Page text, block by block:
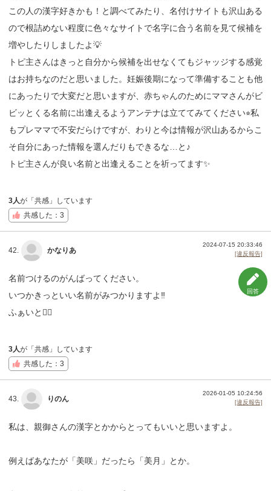
回答
この人の漢字好きかも！と調べてみたり、名付けサイトも沢山ある
ので根詰めない程度に色々なサイトで名字に合う名前を見て候補を
増やしたりしましたよ💡
トピ主さんはきっと自分から候補を出せなくてもジャッジする感覚
はお持ちなのだと思いました。妊娠後期になって準備することも他
にあったりで大変だと思いますが、赤ちゃんのためにママさんがビ
ビッとくる名前に出逢えるようアンテナは立ててみてください⭐︎私
もプレママで不安だらけですが、わりと今は情報が沢山あるからこ
そ自分にあった情報を選んだりもできるな…と♪
トピ主さんが良い名前と出逢えることを祈ってます✨
3人が「共感」しています
共感した：3
42. かなりあ
2024-07-15 20:33:46
[違反報告]
名前つけるのがんばってください。
いつかきっといい名前がみつかりますよ‼️
ふぁいと❤️‍🔥
3人が「共感」しています
共感した：3
43. りのん
2026-01-05 10:24:56
[違反報告]
私は、親御さんの漢字とかからとってもいいと思いますよ。
例えばあなたが「美咲」だったら「美月」とか。